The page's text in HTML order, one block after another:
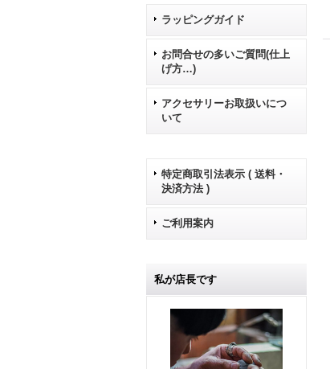
ラッピングガイド
お問合せの多いご質問(仕上
げ方…)
アクセサリーお取扱いにつ
いて
特定商取引法表示 ( 送料・
決済方法 )
ご利用案内
私が店長です